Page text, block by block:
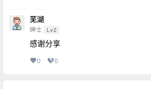
芜湖
绅士 Lv2
感谢分享
0 0